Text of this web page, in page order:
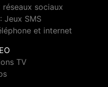
réseaux sociaux
Jeux SMS
et internet
TV